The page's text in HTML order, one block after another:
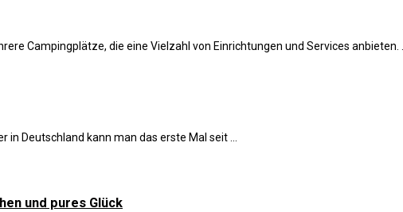
Campingplätze, die eine Vielzahl von Einrichtungen und Services anbieten. ...
in Deutschland kann man das erste Mal seit ...
und pures Glück